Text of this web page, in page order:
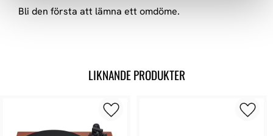
Bli den första att lämna ett omdöme.
LIKNANDE PRODUKTER